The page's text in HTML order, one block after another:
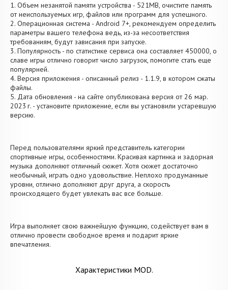
1. Объем незанятой памяти устройства - 521MB, очистите память
от неиспользуемых игр, файлов или программ для успешного.
2. Операционная система - Android 7+, рекомендуем определить
параметры вашего телефона ведь, из-за несоответствия
требованиям, будут зависания при запуске.
3. Популярность - по статистике сервиса она составляет 450000, о
cлаве игры отлично говорит число загрузок, помогите стать еще
популярней.
4. Версия приложения - описанный релиз - 1.1.9, в котором сжаты
файлы.
5. Дата обновления - на сайте опубликована версия от 26 мар.
2023 г. - установите приложение, если вы установили устаревшую
версию.
Перед пользователями яркий представитель категории
спортивные игры, особенностями. Красивая картинка и задорная
музыка дополняют отличный сюжет. Хотя сюжет достаточно
необычный, играть одно удовольствие. Неплохо продуманные
уровни, отлично дополняют друг друга, а скорость
происходящего будет увлекать вас все больше.
Игра выполняет свою важнейшую функцию, содействует вам в
отлично провести свободное время и подарит яркие
впечатления.
Характеристики MOD.